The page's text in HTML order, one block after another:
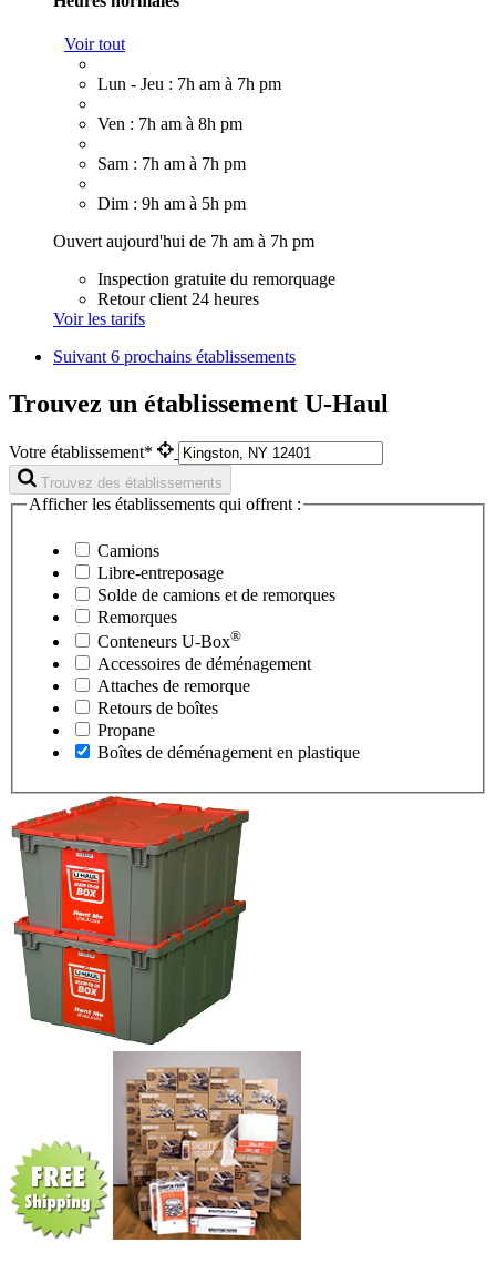
Voir tout
Lun - Jeu : 7h am à 7h pm
Ven : 7h am à 8h pm
Sam : 7h am à 7h pm
Dim : 9h am à 5h pm
Ouvert aujourd'hui de 7h am à 7h pm
Inspection gratuite du remorquage
Retour client 24 heures
Voir les tarifs
Suivant6 prochains établissements
Trouvez un établissement U-Haul
Votre établissement*
Trouvez des établissements
Afficher les établissements qui offrent :
Camions
Libre-entreposage
Solde de camions et de remorques
Remorques
Conteneurs U-Box®
Accessoires de déménagement
Attaches de remorque
Retours de boîtes
Propane
Boîtes de déménagement en plastique